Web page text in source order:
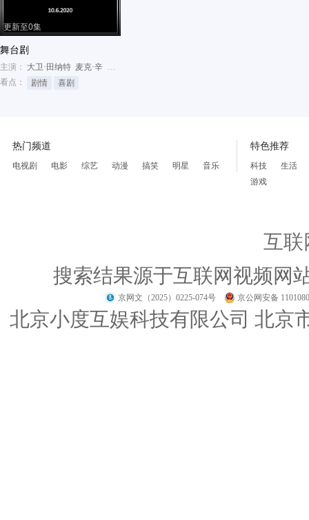
更新至0集
舞台剧
主演： 大卫·田纳特 麦克·辛 乔治娅·田纳特
看点：
剧情 喜剧
热门频道
电视剧 电影 综艺 动漫 搞笑 明星 音乐
特色推荐
科技
生活
游戏
互联
搜索结果源于互联网视频网
京网文（2025）0225-074号 京公网安备
北京小度互娱科技有限公司 北京